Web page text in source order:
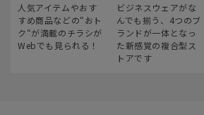
人気アイテムやおす
すめ商品などの“おト
ク“が満載のチラシが
Webでも見られる！
ビジネスウェアがな
んでも揃う、4つのブ
ランドが一体となっ
た新感覚の複合型ス
トアです